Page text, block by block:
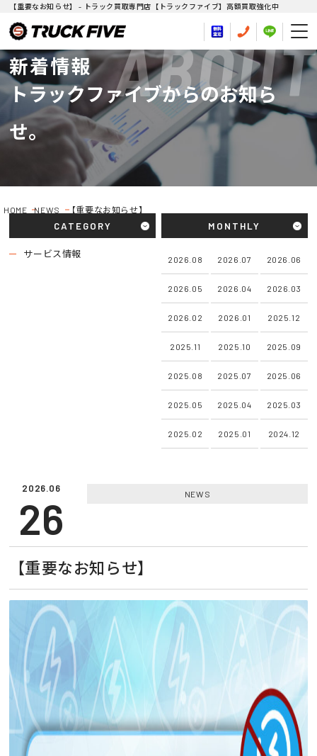
【重要なお知らせ】 - トラック買取専門店【トラックファイブ】高額買取強化中
新着情報
トラックファイブからのお知ら
せ。
HOME NEWS 【重要なお知らせ】
ABOUT
CATEGORY
サービス情報
MONTHLY
2026.08 2026.07 2026.06
2026.05 2026.04 2026.03
2026.02 2026.01 2025.12
2025.11 2025.10 2025.09
2025.08 2025.07 2025.06
2025.05 2025.04 2025.03
2025.02 2025.01 2024.12
2026.06
26 NEWS
【重要なお知らせ】